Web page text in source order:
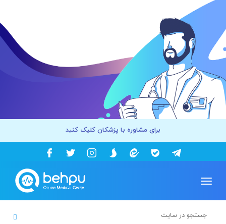
برای مشاوره با پزشکان کلیک کنید
Toggle